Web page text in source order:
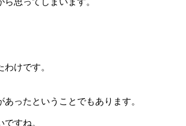
思ってしまいます。
けです。
ったということでもあります。
すね。